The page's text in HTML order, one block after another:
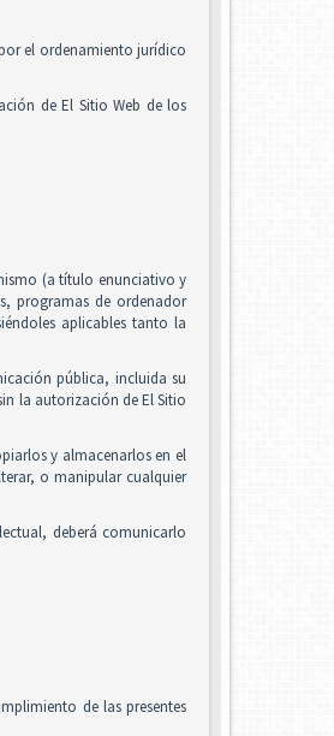
el ordenamiento jurídico
de El Sitio Web de los
(a título enunciativo y
programas de ordenador
aplicables tanto la
pública, incluida su
la autorización de El Sitio
y almacenarlos en el
o manipular cualquier
deberá comunicarlo
de las presentes